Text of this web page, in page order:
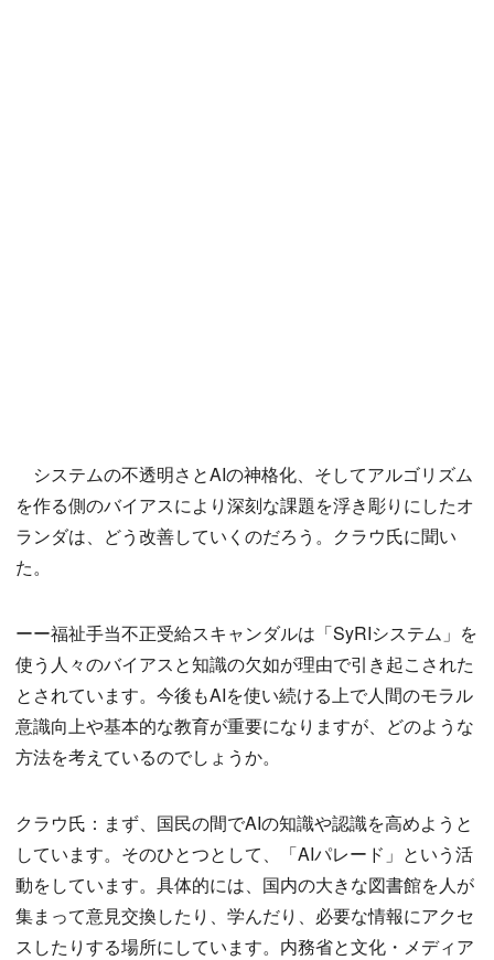
システムの不透明さとAIの神格化、そしてアルゴリズム
を作る側のバイアスにより深刻な課題を浮き彫りにしたオ
ランダは、どう改善していくのだろう。クラウ氏に聞い
た。
ーー福祉手当不正受給スキャンダルは「SyRIシステム」を
使う人々のバイアスと知識の欠如が理由で引き起こされた
とされています。今後もAIを使い続ける上で人間のモラル
意識向上や基本的な教育が重要になりますが、どのような
方法を考えているのでしょうか。
クラウ氏：まず、国民の間でAIの知識や認識を高めようと
しています。そのひとつとして、「AIパレード」という活
動をしています。具体的には、国内の大きな図書館を人が
集まって意見交換したり、学んだり、必要な情報にアクセ
スしたりする場所にしています。内務省と文化・メディア